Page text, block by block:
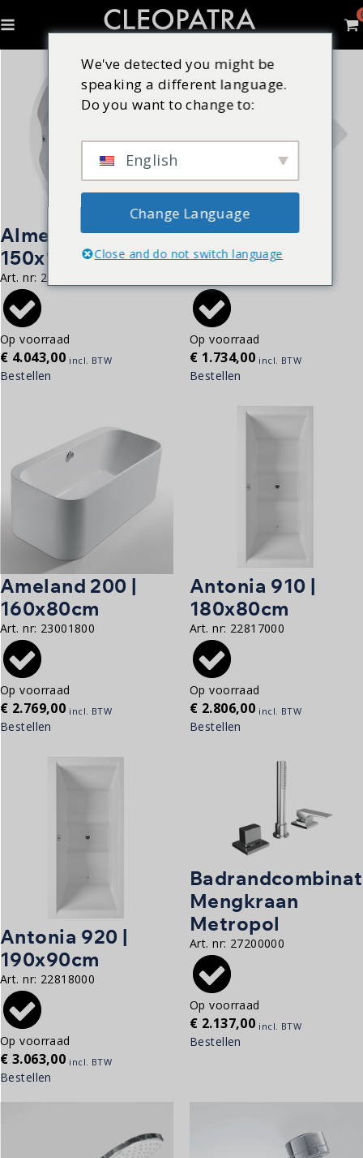
Almeda 780 |
150x150cm
Art. nr: 21782000
Op voorraad
€ 4.043,00 incl. BTW
Bestellen
Almonte 380 |
150x150cm
Op voorraad
€ 1.734,00 incl. BTW
Bestellen
Ameland 200 |
160x80cm
Art. nr: 23001800
Op voorraad
€ 2.769,00 incl. BTW
Bestellen
Antonia 910 |
180x80cm
Art. nr: 22817000
Op voorraad
€ 2.806,00 incl. BTW
Bestellen
Antonia 920 |
190x90cm
Art. nr: 22818000
Op voorraad
€ 3.063,00 incl. BTW
Bestellen
Mengkraan
Metropol
Art. nr: 27200000
Op voorraad
€ 2.137,00 incl. BTW
Bestellen
We've detected you might be
speaking a different language.
Do you want to change to:
English
Change Language
Close and do not switch language